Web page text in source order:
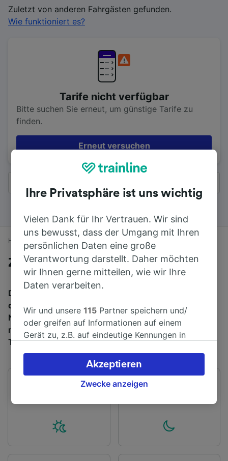
Zuletzt von anderen Fahrgästen gefunden.
Wie funktioniert es?
Tarife nicht verfügbar
Bitte suchen Sie erneut, um günstige Tarife zu
finden.
Erneut versuchen
Home Bahnfahrplan Dartford nach London
Züge von Dartford nach London
Die Fahrt von Dartford nach London mit dem Zug
dauert durchschnittlich 50 Min für die rund 25 km.
Normalerweise fahren pro Tag 632 Züge von Dartford
nach London. Bei einer Buchung im Voraus kosten
Tickets ab 6,12 €.
Ihre Privatsphäre ist uns wichtig
Vielen Dank für Ihr Vertrauen. Wir sind
uns bewusst, dass der Umgang mit Ihren
persönlichen Daten eine große
Verantwortung darstellt. Daher möchten
wir Ihnen gerne mitteilen, wie wir Ihre
Daten verarbeiten.
Wir und unsere115 Partner speichern und/
oder greifen auf Informationen auf einem
Gerät zu, z.B. auf eindeutige Kennungen in
verarbeiten. Sie können Ihre Präferenzen
akzeptieren oder verwalten, einschließlich
Ihres Widerspruchsrechts bei berechtigtem
Datenschutzrichtlinie. Diese Präferenzen
werden unseren Partnern signalisiert und
haben keinen Einfluss auf Surfdaten. Ihre
Daten werden nicht für Tracking-Zwecke
Zwecke anzeigen
Akzeptieren